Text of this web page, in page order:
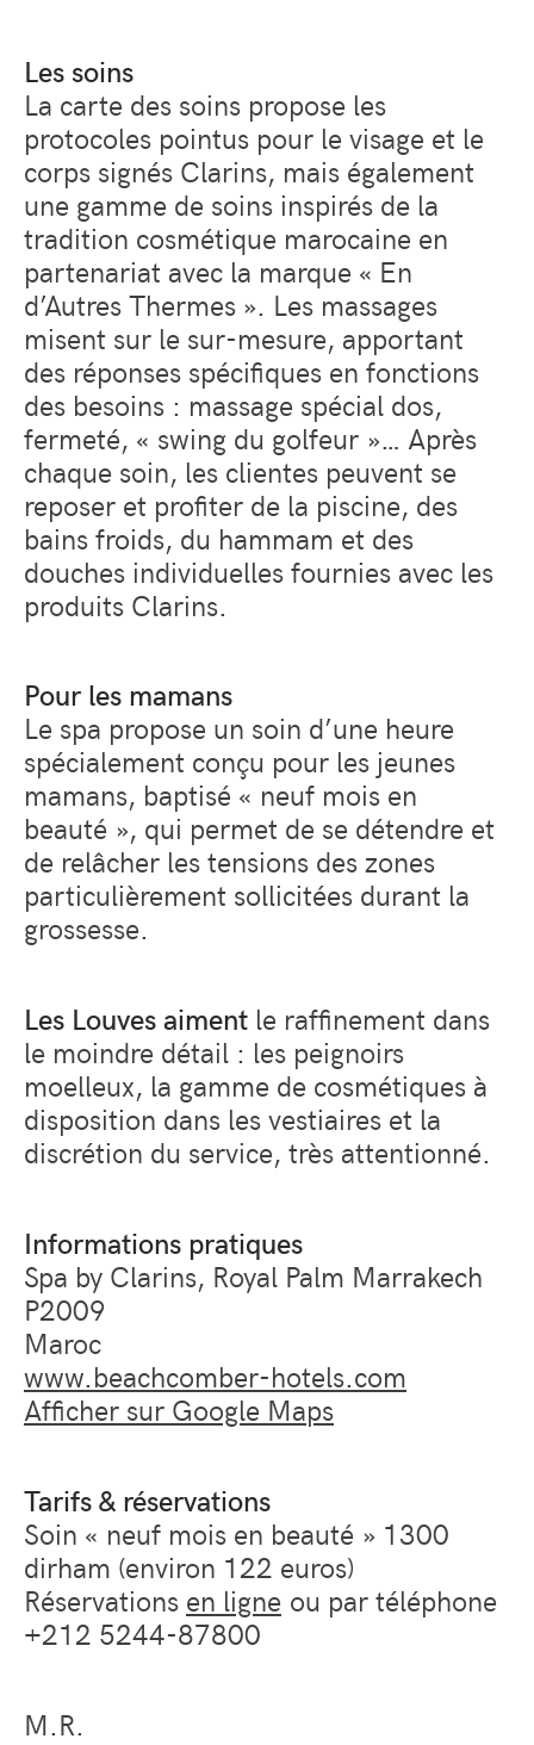
Les soins
La carte des soins propose les
protocoles pointus pour le visage et le
corps signés Clarins, mais également
une gamme de soins inspirés de la
tradition cosmétique marocaine en
partenariat avec la marque « En
d’Autres Thermes ». Les massages
misent sur le sur-mesure, apportant
des réponses spécifiques en fonctions
des besoins : massage spécial dos,
fermeté, « swing du golfeur »… Après
chaque soin, les clientes peuvent se
reposer et profiter de la piscine, des
bains froids, du hammam et des
douches individuelles fournies avec les
produits Clarins.
Pour les mamans
Le spa propose un soin d’une heure
spécialement conçu pour les jeunes
mamans, baptisé « neuf mois en
beauté », qui permet de se détendre et
de relâcher les tensions des zones
particulièrement sollicitées durant la
grossesse.
Les Louves aiment le raffinement dans
le moindre détail : les peignoirs
moelleux, la gamme de cosmétiques à
disposition dans les vestiaires et la
discrétion du service, très attentionné.
Informations pratiques
Spa by Clarins, Royal Palm Marrakech
P2009
Maroc
www.beachcomber-hotels.com
Afficher sur Google Maps
Tarifs & réservations
Soin « neuf mois en beauté » 1300
dirham (environ 122 euros)
Réservations en ligne ou par téléphone
+212 5244-87800
M.R.